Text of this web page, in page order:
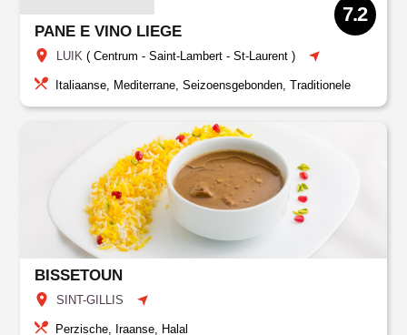
PANE E VINO LIEGE
LUIK (Centrum - Saint-Lambert - St-Laurent )
7.2
Italiaanse, Mediterrane, Seizoensgebonden, Traditionele
BISSETOUN
SINT-GILLIS
Perzische, Iraanse, Halal